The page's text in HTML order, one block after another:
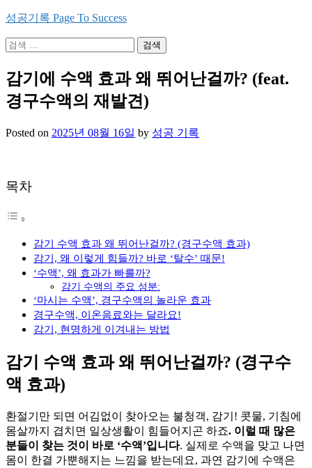
Skip
content
성공기록 Page To Success
검
감기에 수액 효과 왜 뛰어난걸까? (feat.
경구수액의 재발견)
Posted on 2025년 08월 16일 by 성공 기록
목차
감기 수액 효과 왜 뛰어난걸까? (경구수액 효과)
감기, 왜 이렇게 힘들까? 바로 ‘탈수’ 때문!
‘수액’, 왜 효과가 빠를까?
감기 수액의 주요 성분:
‘마시는 수액’, 경구수액의 놀라운 효과
경구수액, 이온음료와는 달라요!
감기, 현명하게 이겨내는 방법
감기 수액 효과 왜 뛰어난걸까? (경구수
액 효과)
환절기만 되면 어김없이 찾아오는 불청객, 감기! 콧물, 기침에
몸살까지 겹치면 일상생활이 힘들어지곤 하죠. 이럴 때 많은
분들이 찾는 것이 바로 ‘수액’입니다. 실제로 수액을 맞고 나면
몸이 한결 가뿐해지는 느낌을 받는데요, 과연 감기에 수액은